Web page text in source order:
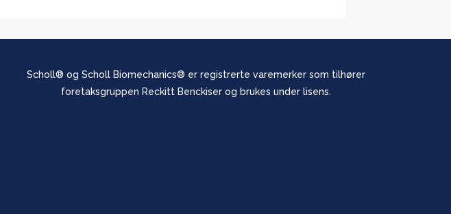
Scholl® og Scholl Biomechanics® er registrerte varemerker som tilhører
foretaksgruppen Reckitt Benckiser og brukes under lisens.